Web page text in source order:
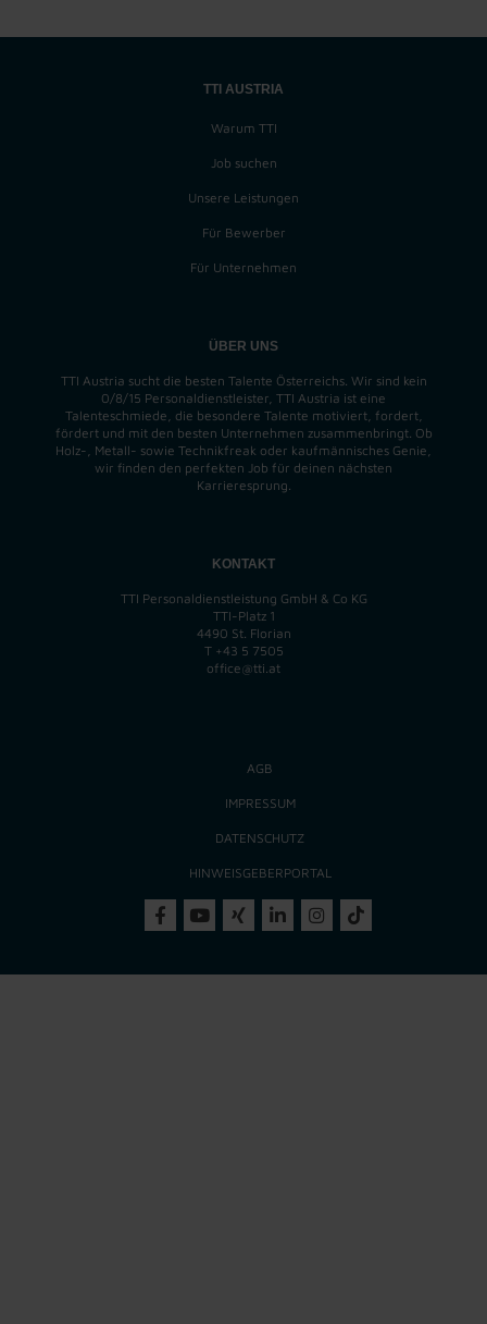
TTI AUSTRIA
Warum TTI
Job suchen
Unsere Leistungen
Für Bewerber
Für Unternehmen
ÜBER UNS
TTI Austria sucht die besten Talente Österreichs. Wir sind kein
0/8/15 Personaldienstleister, TTI Austria ist eine
Talenteschmiede, die besondere Talente motiviert, fordert,
fördert und mit den besten Unternehmen zusammenbringt. Ob
Holz-, Metall- sowie Technikfreak oder kaufmännisches Genie,
wir finden den perfekten Job für deinen nächsten
Karrieresprung.
KONTAKT
TTI Personaldienstleistung GmbH & Co KG
TTI-Platz 1
4490 St. Florian
T +43 5 7505
office@tti.at
AGB
IMPRESSUM
DATENSCHUTZ
HINWEISGEBERPORTAL